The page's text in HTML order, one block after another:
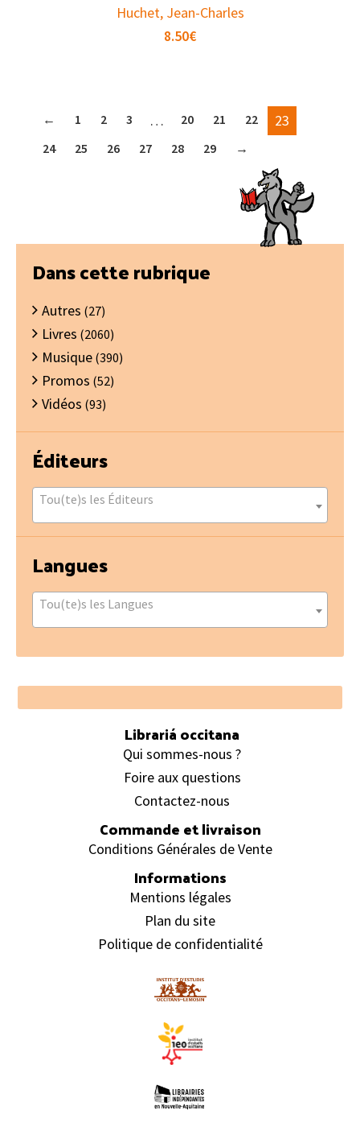
Huchet, Jean-Charles
8.50€
← 1 2 3 … 20 21 22 23
24 25 26 27 28 29 →
Barre
latérale
principale
Dans cette rubrique
Autres (27)
Livres (2060)
Musique (390)
Promos (52)
Vidéos (93)
Éditeurs
Tou(te)s les Éditeurs
Langues
Tou(te)s les Langues
Footer
Librariá occitana
Qui sommes-nous ?
Foire aux questions
Contactez-nous
Commande et livraison
Conditions Générales de Vente
Informations
Mentions légales
Plan du site
Politique de confidentialité